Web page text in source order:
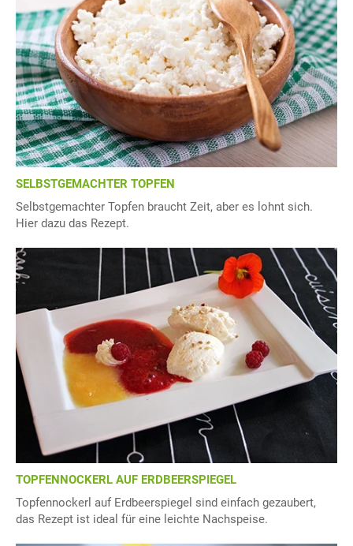
SELBSTGEMACHTER TOPFEN
Selbstgemachter Topfen braucht Zeit, aber es lohnt sich.
Hier dazu das Rezept.
TOPFENNOCKERL AUF ERDBEERSPIEGEL
Topfennockerl auf Erdbeerspiegel sind einfach gezaubert,
das Rezept ist ideal für eine leichte Nachspeise.